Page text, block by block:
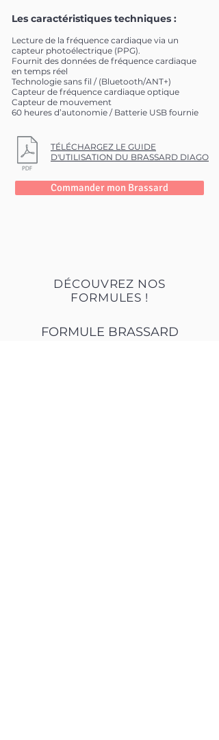
Les caractéristiques techniques :
Lecture de la fréquence cardiaque via un
capteur photoélectrique (PPG).
Fournit des données de fréquence cardiaque
en temps réel
Technologie sans fil / (Bluetooth/ANT+)
Capteur de fréquence cardiaque optique
Capteur de mouvement
60 heures d’autonomie / Batterie USB fournie
TÉLÉCHARGEZ LE GUIDE
D'UTILISATION DU BRASSARD DIAGO
Commander mon Brassard
DÉCOUVREZ NOS
FORMULES !
FORMULE BRASSARD